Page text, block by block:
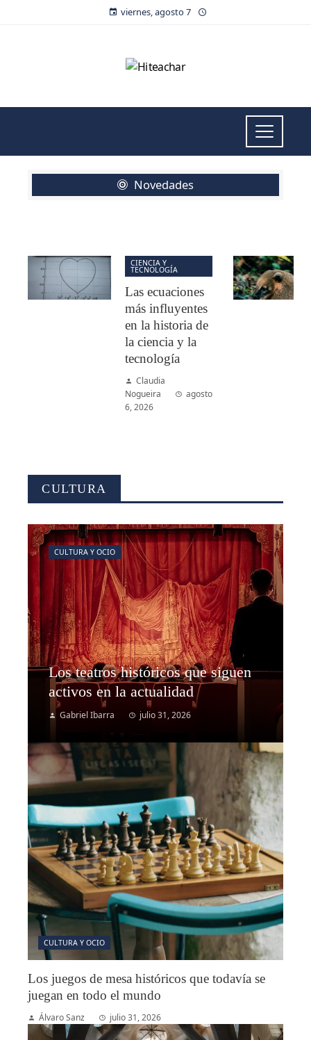
viernes, agosto 7
Novedades
CIENCIA Y
TECNOLOGÍA
Las ecuaciones
más influyentes
en la historia de
la ciencia y la
tecnología
Claudia
Nogueira
agosto
6, 2026
CULTURA
Los teatros históricos que siguen
activos en la actualidad
Gabriel Ibarra julio 31, 2026
CULTURA Y OCIO
CULTURA Y OCIO
Los juegos de mesa históricos que todavía se
juegan en todo el mundo
Álvaro Sanz julio 31, 2026